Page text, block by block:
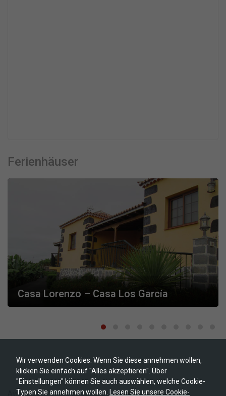
Ferienhäuser
Casa Lorenzo – Casa Los García
Aviso legal|Política de cookies| Política de privacidad
Wir verwenden Cookies. Wenn Sie diese annehmen wollen,
klicken Sie einfach auf "Alles akzeptieren". Über
"Einstellungen" können Sie auch auswählen, welche Cookie-
Typen Sie annehmen wollen. Lesen Sie unsere Cookie-
Notwendig
Diese
Cookies
sind nicht
optional. Sie
werden
benötigt,
damit die
Website
funktioniert.
Mit diesen
Cookies können
wir die
Basis der
verbessern.
Erfahrung